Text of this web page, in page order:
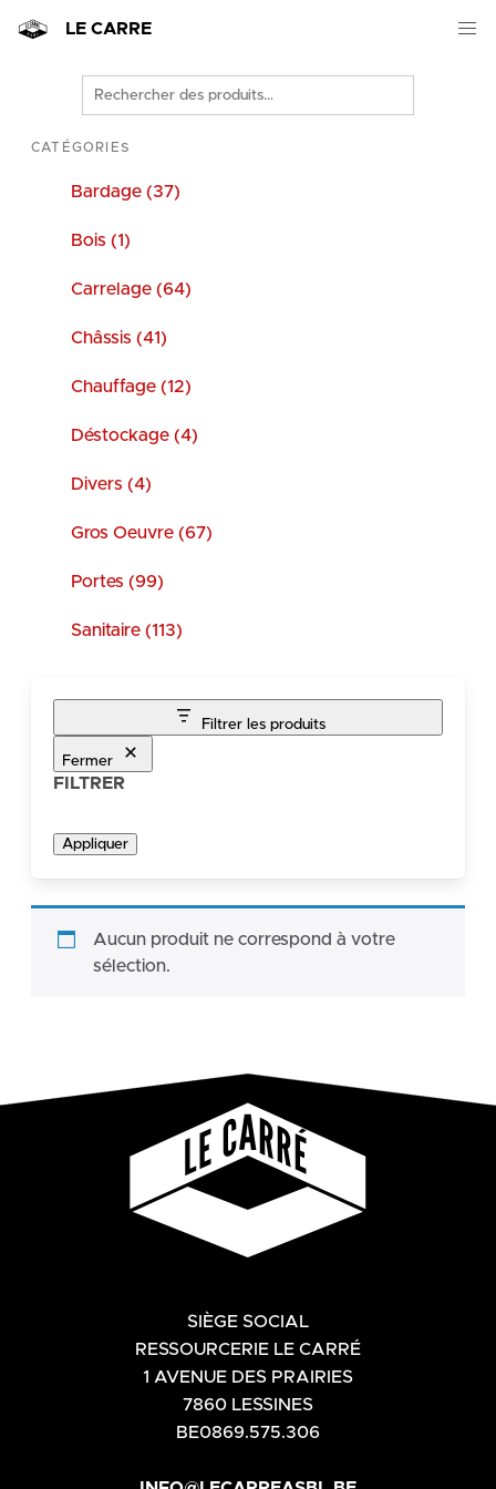
LE CARRE
Rechercher
des
produits
CATÉGORIES
Bardage (37)
Bois (1)
Carrelage (64)
Châssis (41)
Chauffage (12)
Déstockage (4)
Divers (4)
Gros Oeuvre (67)
Portes (99)
Sanitaire (113)
Filtrer les produits
Fermer
FILTRER
Appliquer
Aucun produit ne correspond à votre
sélection.
SIÈGE SOCIAL
RESSOURCERIE LE CARRÉ
1 AVENUE DES PRAIRIES
7860 LESSINES
BE0869.575.306